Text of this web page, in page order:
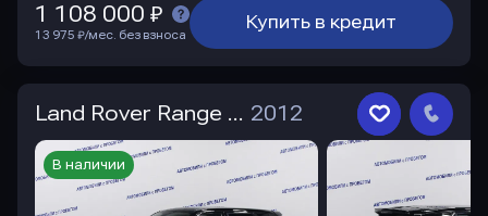
Купить в кредит
1 108 000 ₽
13 975 ₽/мес. без взноса
Land Rover Range Rover Evoque 2012
В наличии